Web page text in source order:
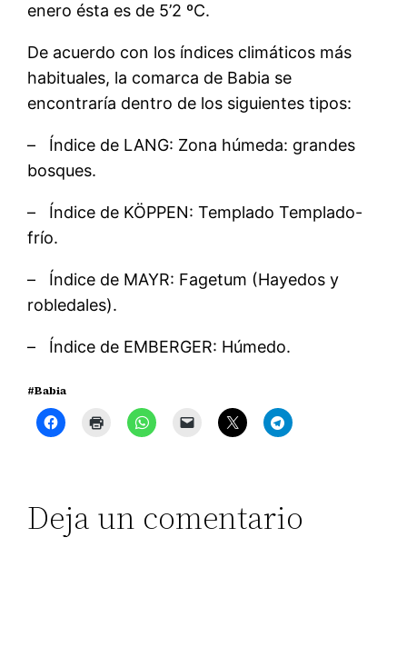
enero ésta es de 5’2 ºC.
De acuerdo con los índices climáticos más
habituales, la comarca de Babia se
encontraría dentro de los siguientes tipos:
– Índice de LANG: Zona húmeda: grandes
bosques.
– Índice de KÖPPEN: Templado Templado-
frío.
– Índice de MAYR: Fagetum (Hayedos y
robledales).
– Índice de EMBERGER: Húmedo.
#Babia
Deja un comentario